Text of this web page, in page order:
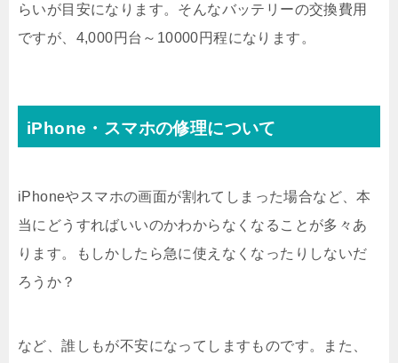
らいが目安になります。そんなバッテリーの交換費用
ですが、4,000円台～10000円程になります。
iPhone・スマホの修理について
iPhoneやスマホの画面が割れてしまった場合など、本
当にどうすればいいのかわからなくなることが多々あ
ります。もしかしたら急に使えなくなったりしないだ
ろうか？
など、誰しもが不安になってしますものです。また、